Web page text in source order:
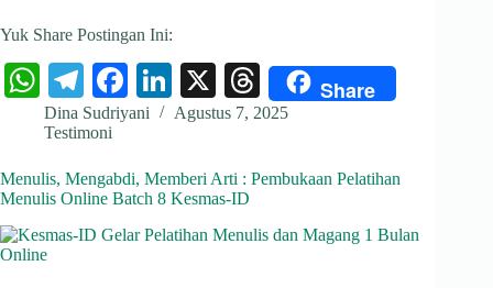
Yuk Share Postingan Ini:
W
ha
ts
A
pp
Te
le
gr
a
m
Fa
ce
ok
Li
nk
In
X
T
hr
ds
Share
Dina Sudriyani
Agustus 7, 2025
Testimoni
Menulis, Mengabdi, Memberi Arti : Pembukaan Pelatihan
Menulis Online Batch 8 Kesmas-ID